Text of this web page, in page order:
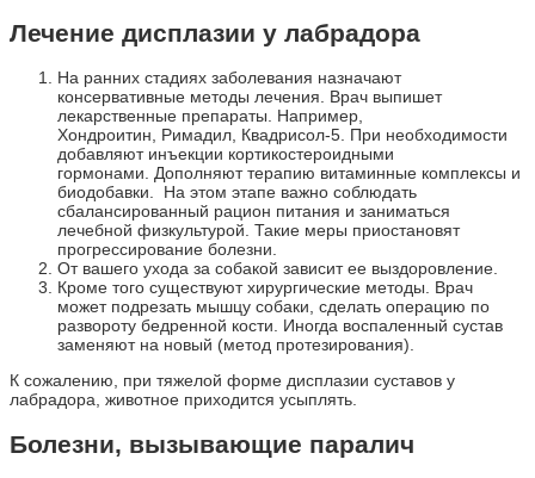
Лечение дисплазии у лабрадора
На ранних стадиях заболевания назначают
консервативные методы лечения. Врач выпишет
лекарственные препараты. Например,
Хондроитин, Римадил, Квадрисол-5. При необходимости
добавляют инъекции кортикостероидными
гормонами. Дополняют терапию витаминные комплексы и
биодобавки. На этом этапе важно соблюдать
сбалансированный рацион питания и заниматься
лечебной физкультурой. Такие меры приостановят
прогрессирование болезни.
От вашего ухода за собакой зависит ее выздоровление.
Кроме того существуют хирургические методы. Врач
может подрезать мышцу собаки, сделать операцию по
развороту бедренной кости. Иногда воспаленный сустав
заменяют на новый (метод протезирования).
К сожалению, при тяжелой форме дисплазии суставов у
лабрадора, животное приходится усыплять.
Болезни, вызывающие паралич